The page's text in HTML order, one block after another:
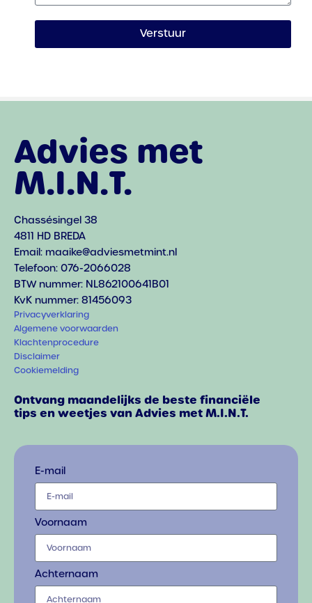
Verstuur
Advies met
M.I.N.T.
Chassésingel 38
4811 HD BREDA
Email: maaike@adviesmetmint.nl
Telefoon: 076-2066028
BTW nummer: NL862100641B01
KvK nummer: 81456093
Privacyverklaring
Algemene voorwaarden
Klachtenprocedure
Disclaimer
Cookiemelding
Ontvang maandelijks de beste financiële
tips en weetjes van Advies met M.I.N.T.
E-mail
Voornaam
Achternaam